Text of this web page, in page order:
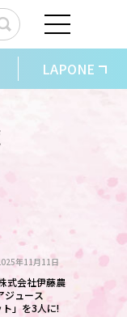
LAPONE
年11月11日
式会社伊藤農
ジュース
」を3人に!